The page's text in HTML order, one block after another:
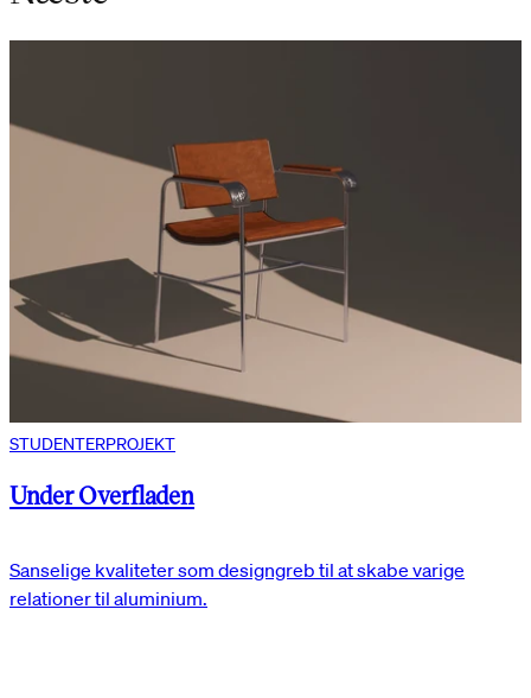
STUDENTERPROJEKT
Under Overfladen
Sanselige kvaliteter som designgreb til at skabe varige
relationer til aluminium.